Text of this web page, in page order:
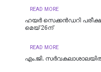
READ MORE
ഹയർ സെക്കൻഡറി
മെയ് 26ന്
READ MORE
എം.ജി.